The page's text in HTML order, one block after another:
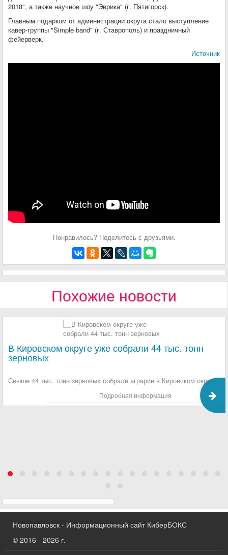
2018", а также научное шоу "Эврика" (г. Пятигорск).
Главным подарком от администрации округа стало выступление
кавер-группы "Simple band" (г. Ставрополь) и праздничный
фейерверк.
Источник
Понравилось? Поделитесь с друзьями.
Похожие новости
В Кировском округе уже собрали 44 тыс. тонн
зерновых
Свыше 44 тыс. тонн зерновых собрали аграрии в Кировском округе.
Подробная информация
Новопавловск - Информационный сайт КиберБОКС
© 2016 - 2026 г.